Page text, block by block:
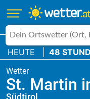
HEUTE 48
St. Martin
Südtirol